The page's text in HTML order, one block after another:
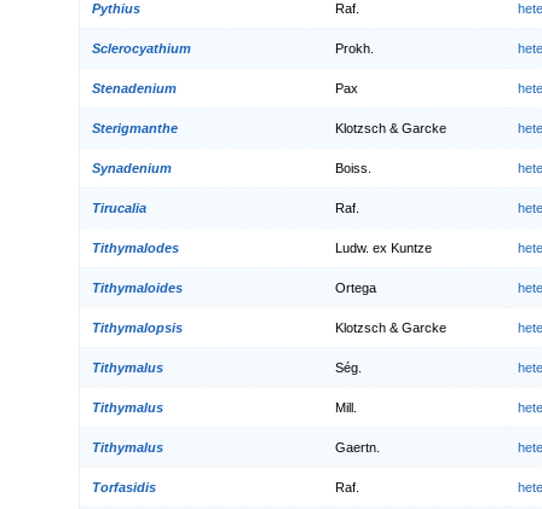
Pythius Raf.
Sclerocyathium Prokh.
Stenadenium Pax
Sterigmanthe Klotzsch & Garcke
Synadenium Boiss.
Tirucalia Raf.
Tithymalodes Ludw. ex Kuntze
Tithymaloides Ortega
Tithymalopsis Klotzsch & Garcke
Tithymalus Ség.
Tithymalus Mill.
Tithymalus Gaertn.
Torfasidis Raf.